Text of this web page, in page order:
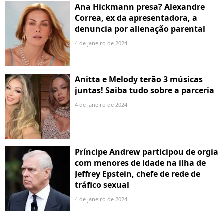
Ana Hickmann presa? Alexandre
Correa, ex da apresentadora, a
denuncia por alienação parental
4 de janeiro de 2024
Anitta e Melody terão 3 músicas
juntas! Saiba tudo sobre a parceria
4 de janeiro de 2024
Príncipe Andrew participou de orgia
com menores de idade na ilha de
Jeffrey Epstein, chefe de rede de
tráfico sexual
4 de janeiro de 2024